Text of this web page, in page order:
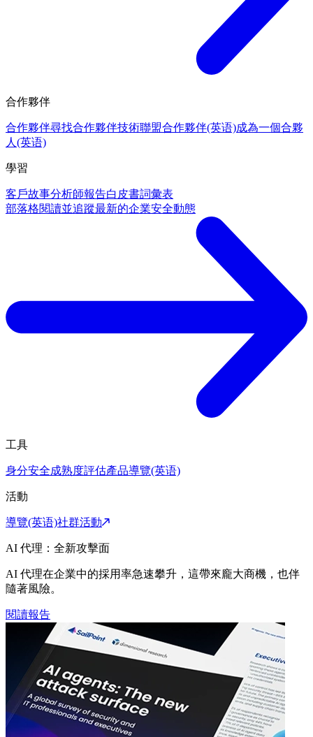
合作夥伴
合作夥伴尋找合作夥伴技術聯盟合作夥伴(英语)成為一個合夥
人(英语)
學習
客戶故事分析師報告白皮書詞彙表
部落格閱讀並追蹤最新的企業安全動態
工具
身分安全成熟度評估產品導覽(英语)
活動
導覽(英语)社群活動
AI 代理：全新攻擊面
AI 代理在企業中的採用率急速攀升，這帶來龐大商機，也伴
隨著風險。
閱讀報告